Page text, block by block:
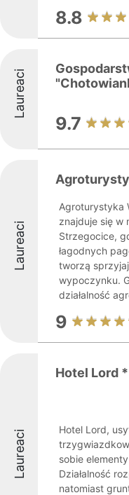
8.8
Laureaci
9.7
Laureaci
Agroturystyka
znajduje się w
Strzegocice,
łagodnych
tworzą
wypoczynku.
działalność
9
Laureaci
Hotel Lord
Hotel Lord,
sobie
Działalność
natomiast